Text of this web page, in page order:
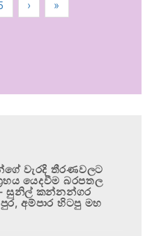
› »
වැරදි තීරණවලට
යෙදවීම බරපතල
සුනිල් කන්නන්ගර
අම්පාර හිටපු මහ